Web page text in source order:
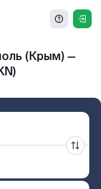
(Крым) —